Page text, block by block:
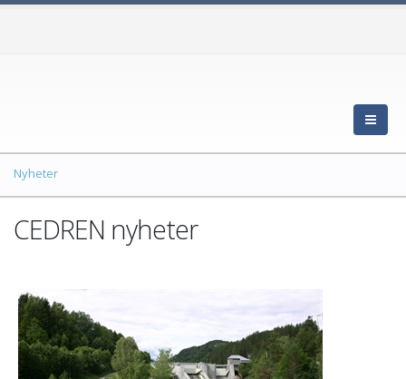
Nyheter
CEDREN nyheter